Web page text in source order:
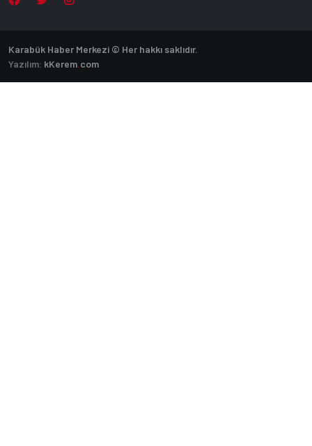
Karabük Haber Merkezi © Her hakkı saklıdır.
Yazılım: kKerem.com